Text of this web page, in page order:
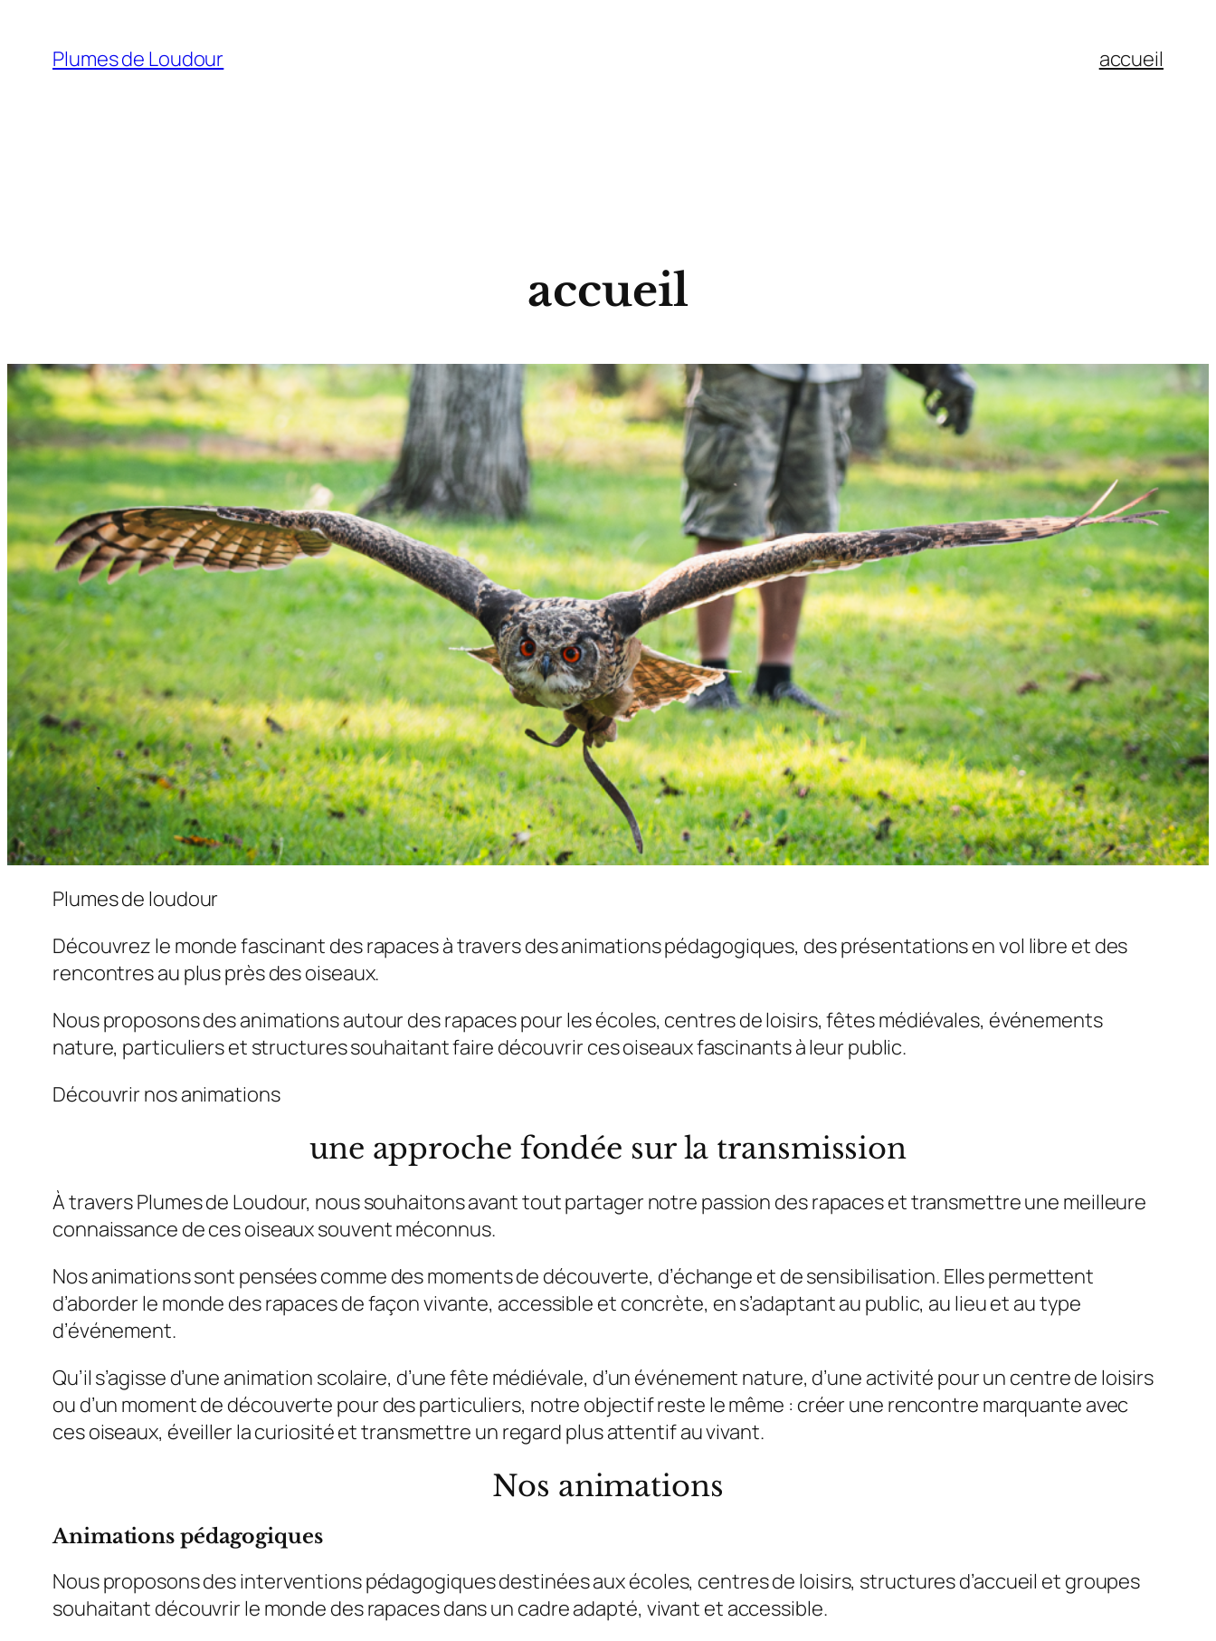
contenu
Plumes de Loudour accueil
accueil
Plumes de loudour
Découvrez le monde fascinant des rapaces à travers des animations pédagogiques, des présentations en vol libre et des
rencontres au plus près des oiseaux.
Nous proposons des animations autour des rapaces pour les écoles, centres de loisirs, fêtes médiévales, événements
nature, particuliers et structures souhaitant faire découvrir ces oiseaux fascinants à leur public.
Découvrir nos animations
une approche fondée sur la transmission
À travers Plumes de Loudour, nous souhaitons avant tout partager notre passion des rapaces et transmettre une meilleure
connaissance de ces oiseaux souvent méconnus.
Nos animations sont pensées comme des moments de découverte, d’échange et de sensibilisation. Elles permettent
d’aborder le monde des rapaces de façon vivante, accessible et concrète, en s’adaptant au public, au lieu et au type
d’événement.
Qu’il s’agisse d’une animation scolaire, d’une fête médiévale, d’un événement nature, d’une activité pour un centre de loisirs
ou d’un moment de découverte pour des particuliers, notre objectif reste le même : créer une rencontre marquante avec
ces oiseaux, éveiller la curiosité et transmettre un regard plus attentif au vivant.
Nos animations
Animations pédagogiques
Nous proposons des interventions pédagogiques destinées aux écoles, centres de loisirs, structures d’accueil et groupes
souhaitant découvrir le monde des rapaces dans un cadre adapté, vivant et accessible.